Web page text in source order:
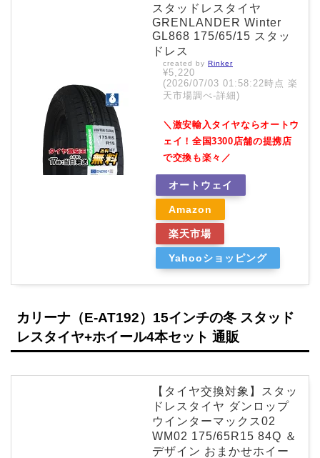
スタッドレスタイヤ
GRENLANDER Winter
GL868 175/65/15 スタッ
ドレス
created by Rinker
¥5,220
(2026/07/03 01:58:22時点 楽
天市場調べ-詳細)
＼激安輸入タイヤならオートウ
ェイ！全国3300店舗の提携店
で交換も楽々／
オートウェイ
Amazon
楽天市場
Yahooショッピング
カリーナ（E-AT192）15インチの冬 スタッド
レスタイヤ+ホイール4本セット 通販
【タイヤ交換対象】スタッ
ドレスタイヤ ダンロップ
ウインターマックス02
WM02 175/65R15 84Q ＆
デザイン おまかせホイー